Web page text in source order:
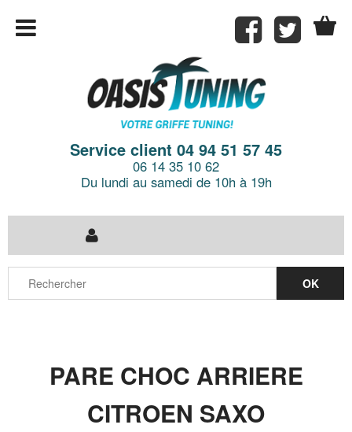
Service client 04 94 51 57 45
06 14 35 10 62
Du lundi au samedi de 10h à 19h
PARE CHOC ARRIERE
CITROEN SAXO